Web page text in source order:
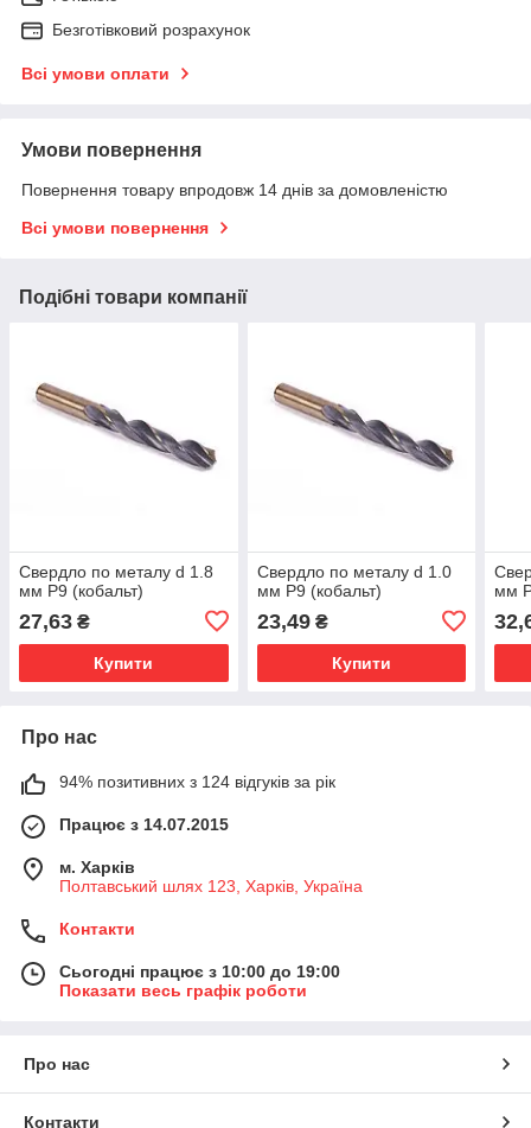
Безготівковий розрахунок
Всі умови оплати
Умови повернення
Повернення товару впродовж 14 днів за домовленістю
Всі умови повернення
Подібні товари компанії
Свердло по металу d 1.8
мм Р9 (кобальт)
27,63 ₴
Купити
Свердло по металу d 1.0
мм Р9 (кобальт)
23,49₴
Купити
мм
Про нас
94% позитивних з 124 відгуків за рік
Працює з 14.07.2015
м. Харків
Полтавський шлях 123, Харків, Україна
Контакти
Сьогодні працює з 10:00 до 19:00
Показати весь графік роботи
Про нас
Контакти